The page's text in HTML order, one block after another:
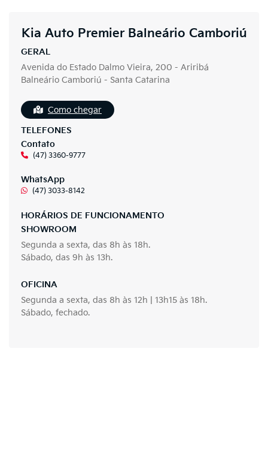
Kia Auto Premier Balneário Camboriú
GERAL
Avenida do Estado Dalmo Vieira, 200 - Ariribá
Balneário Camboriú - Santa Catarina
Como chegar
TELEFONES
Contato
(47) 3360-9777
WhatsApp
(47) 3033-8142
HORÁRIOS DE FUNCIONAMENTO
SHOWROOM
Segunda a sexta, das 8h às 18h.
Sábado, das 9h às 13h.
OFICINA
Segunda a sexta, das 8h às 12h | 13h15 às 18h.
Sábado, fechado.